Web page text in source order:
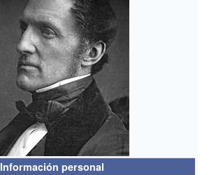
Información personal